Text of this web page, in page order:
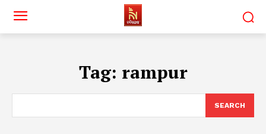
Tag: rampur
SEARCH